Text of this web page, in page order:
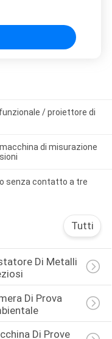
/ proiettore di
di misurazione
senza contatto a tre
Tutti
Di Metalli
Di Prova
Di Prove